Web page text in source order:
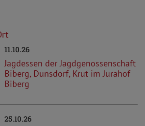
11.10.26
Jagdessen der Jagdgenossenschaft
Biberg, Dunsdorf, Krut im Jurahof
Biberg
25.10.26